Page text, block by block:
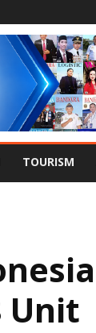
TOURISM
Unit